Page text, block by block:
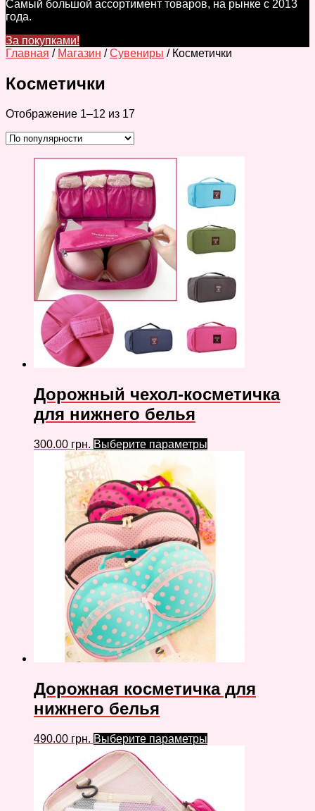
Самый большой ассортимент товаров, на рынке с 2013
года.
За покупками!
Главная / Магазин /Сувениры / Косметички
Косметички
Отображение 1–12 из 17
Дорожный чехол-косметичка
для нижнего белья
300.00 грн. Выберите параметры
Дорожная косметичка для
нижнего белья
490.00 грн. Выберите параметры